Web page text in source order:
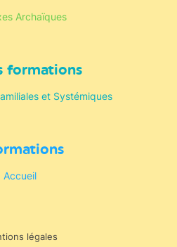
Archaïques
formations
et Systémiques
Accueil
légales